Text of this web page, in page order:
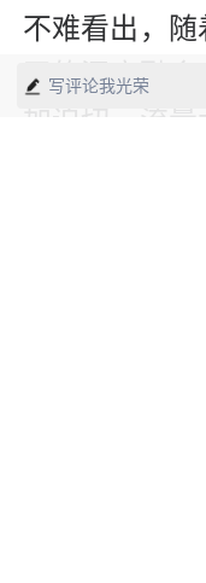
不难看出，
司的深度融
加迫切，流
写评论我光荣